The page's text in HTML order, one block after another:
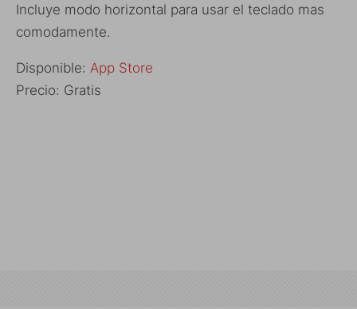
Incluye modo horizontal para usar el teclado mas
comodamente.
Disponible: App Store
Precio: Gratis